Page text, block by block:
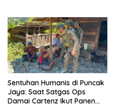
Sentuhan Humanis di Puncak
Jaya: Saat Satgas Ops
Damai Cartenz Ikut Panen